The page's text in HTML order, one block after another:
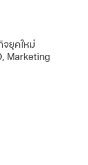
ยุคใหม่
Marketing